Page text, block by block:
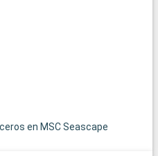
en MSC Seascape